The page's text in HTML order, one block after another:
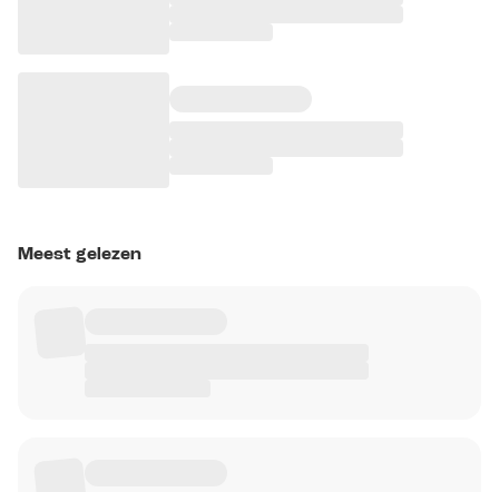
Meest gelezen